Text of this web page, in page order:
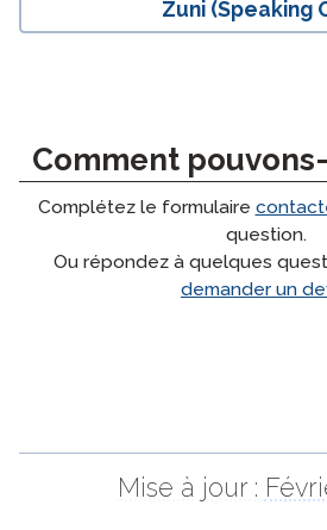
Zuni (Speaking
Comment
Complétez le formulaire
question.
Ou répondez à quelques
demander un
Mise à jour :